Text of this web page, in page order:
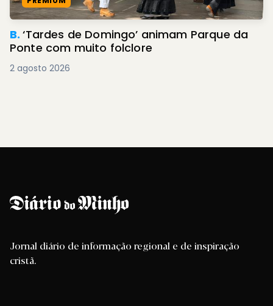
B.‘Tardes de Domingo’ animam Parque da
Ponte com muito folclore
2 agosto 2026
Jornal diário de informação regional e de inspiração
cristã.